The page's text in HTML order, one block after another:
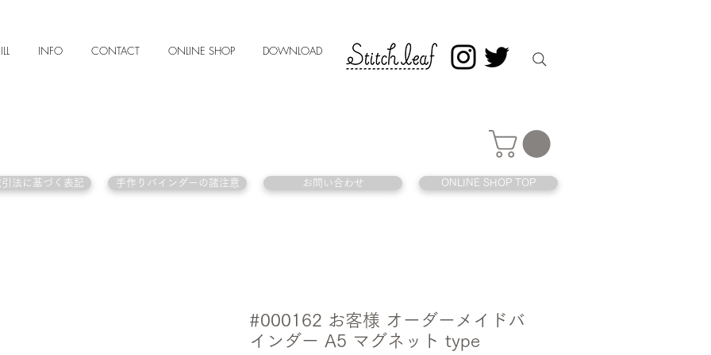
INFO CONTACT ONLINE SHOP DOWNLOAD
#000162 お客様 オーダーメイドバ
インダー A5 マグネット type
法に基づく表記 手作りバインダーの諸注意 お問い合わせ ONLINE SHOP TOP